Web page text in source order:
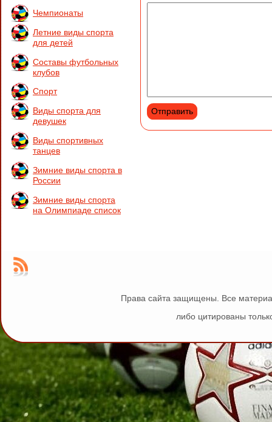
Чемпионаты
Летние виды спорта
для детей
Составы футбольных
клубов
Спорт
Виды спорта для
девушек
Виды спортивных
танцев
Зимние виды спорта в
России
Зимние виды спорта
на Олимпиаде список
Права сайта защищены. Все
либо цитированы